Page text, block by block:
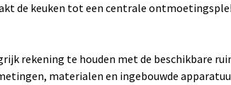
de keuken tot een centrale
rekening te houden met de beschikbare
materialen en ingebouwde